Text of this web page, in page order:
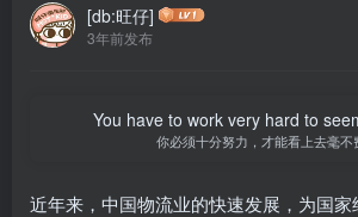
[db:旺仔]
3年前发布
You have to work very hard to
你必须十分努力，才能看上去毫不
近年来，中国物流业的快速发展，为国